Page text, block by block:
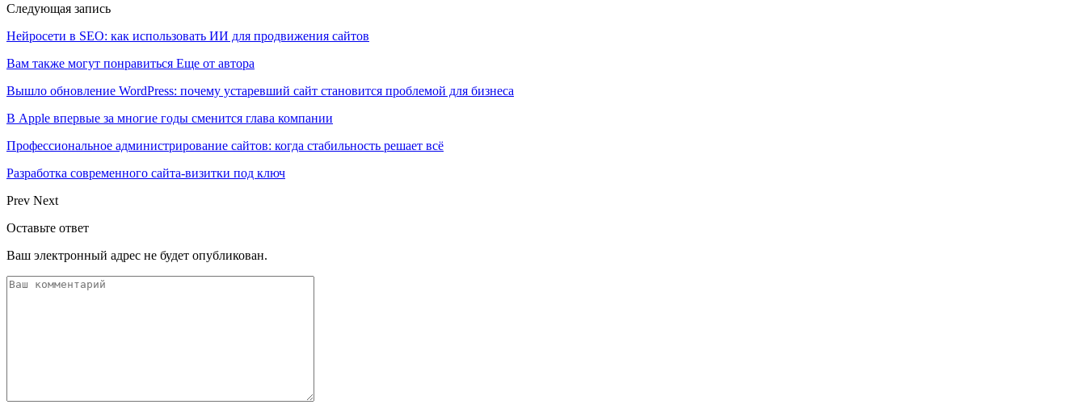
Следующая запись
Нейросети в SEO: как использовать ИИ для продвижения сайтов
Вам также могут понравиться Еще от автора
Вышло обновление WordPress: почему устаревший сайт становится проблемой для бизнеса
В Apple впервые за многие годы сменится глава компании
Профессиональное администрирование сайтов: когда стабильность решает всё
Разработка современного сайта-визитки под ключ
Prev Next
Оставьте ответ
Ваш электронный адрес не будет опубликован.